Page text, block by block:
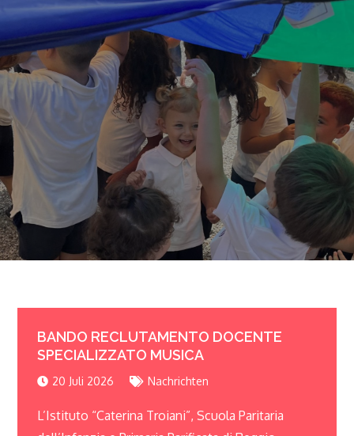
BANDO RECLUTAMENTO DOCENTE
SPECIALIZZATO MUSICA
20 Juli 2026 Nachrichten
L’Istituto “Caterina Troiani”,Scuola Paritaria